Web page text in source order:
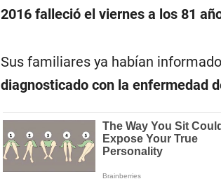
2016 falleció el viernes a los 81
Sus familiares ya habían
diagnosticado con la enfermedad